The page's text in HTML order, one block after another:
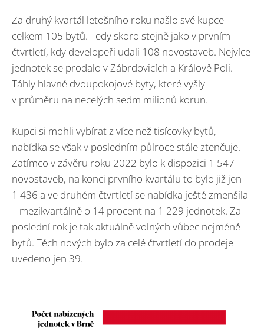
Za druhý kvartál letošního roku našlo své kupce
celkem 105 bytů. Tedy skoro stejně jako v prvním
čtvrtletí, kdy developeři udali 108 novostaveb. Nejvíce
jednotek se prodalo v Zábrdovicích a Králově Poli.
Táhly hlavně dvoupokojové byty, které vyšly
v průměru na necelých sedm milionů korun.
Kupci si mohli vybírat z více než tisícovky bytů,
nabídka se však v posledním půlroce stále ztenčuje.
Zatímco v závěru roku 2022 bylo k dispozici 1 547
novostaveb, na konci prvního kvartálu to bylo již jen
1 436 a ve druhém čtvrtletí se nabídka ještě zmenšila
– mezikvartálně o 14 procent na 1 229 jednotek. Za
poslední rok je tak aktuálně volných vůbec nejméně
bytů. Těch nových bylo za celé čtvrtletí do prodeje
uvedeno jen 39.